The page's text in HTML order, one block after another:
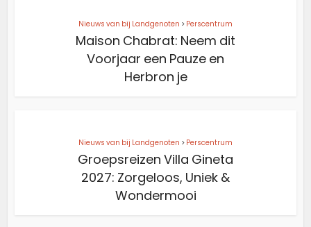
Nieuws van bij Landgenoten > Perscentrum
Maison Chabrat: Neem dit
Voorjaar een Pauze en
Herbron je
Nieuws van bij Landgenoten > Perscentrum
Groepsreizen Villa Gineta
2027: Zorgeloos, Uniek &
Wondermooi